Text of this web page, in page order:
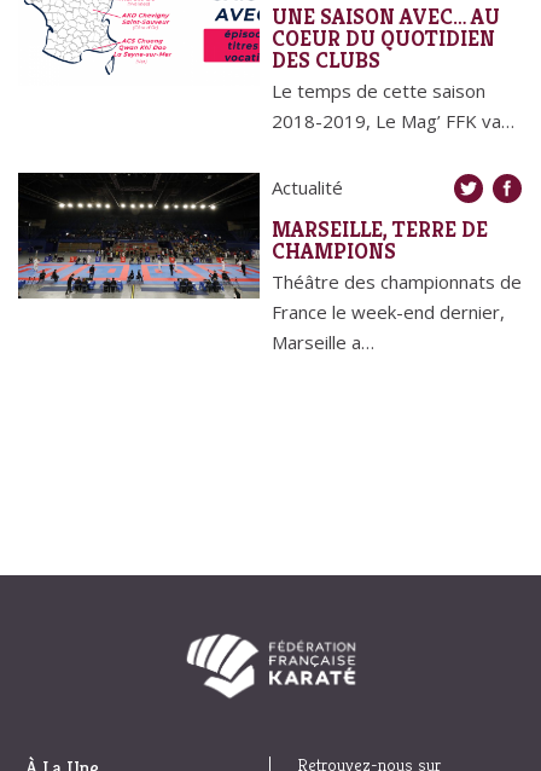
UNE SAISON AVEC… AU
COEUR DU QUOTIDIEN
DES CLUBS
Le temps de cette saison
2018-2019, Le Mag’ FFK va…
Actualité
MARSEILLE, TERRE DE
CHAMPIONS
Théâtre des championnats de
France le week-end dernier,
Marseille a…
Retrouvez-nous sur